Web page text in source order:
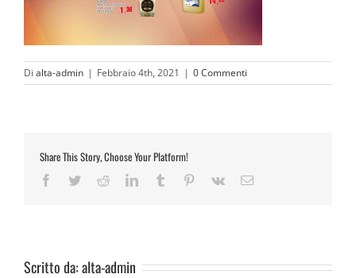
Di alta-admin | Febbraio 4th, 2021 | 0 Commenti
Share This Story, Choose Your Platform!
Facebook
TwitterRedditLinkedInTumblr Pinterest
Vk Email
Scritto da:alta-admin